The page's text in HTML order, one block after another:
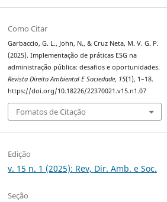
Como Citar
Garbaccio, G. L., John, N., & Cruz Neta, M. V. G. P.
(2025). Implementação de práticas ESG na
administração pública: desafios e oportunidades.
Revista Direito Ambiental E Sociedade, 15(1), 1–18.
https://doi.org/10.18226/22370021.v15.n1.07
Fomatos de Citação
Edição
v. 15 n. 1 (2025): Rev, Dir. Amb. e Soc.
Seção